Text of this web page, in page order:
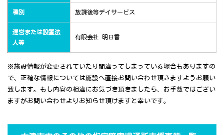
種別 放課後等デイサービス
運営または設置法
人等
有限会社 明日香
※施設情報が変更されていたり間違ってしまっている場合もありますの
で、正確な情報については施設へ直接お問い合わせ頂きますようお願い
致します。もし内容の相違にお気づき頂きましたら、お手数ではござい
ますがお問い合わせよりお知らせ頂けますと幸いです。